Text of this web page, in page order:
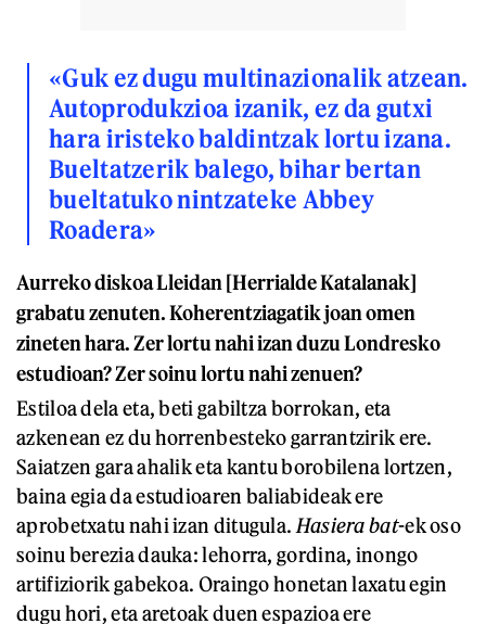
«Guk ez dugu multinazionalik atzean.
Autoprodukzioa izanik, ez da gutxi
hara iristeko baldintzak lortu izana.
Bueltatzerik balego, bihar bertan
bueltatuko nintzateke Abbey
Roadera»
Aurreko diskoa Lleidan [Herrialde Katalanak]
grabatu zenuten. Koherentziagatik joan omen
zineten hara. Zer lortu nahi izan duzu Londresko
estudioan? Zer soinu lortu nahi zenuen?
Estiloa dela eta, beti gabiltza borrokan, eta
azkenean ez du horrenbesteko garrantzirik ere.
Saiatzen gara ahalik eta kantu borobilena lortzen,
baina egia da estudioaren baliabideak ere
aprobetxatu nahi izan ditugula. Hasiera bat-ek oso
soinu berezia dauka: lehorra, gordina, inongo
artifiziorik gabekoa. Oraingo honetan laxatu egin
dugu hori, eta aretoak duen espazioa ere